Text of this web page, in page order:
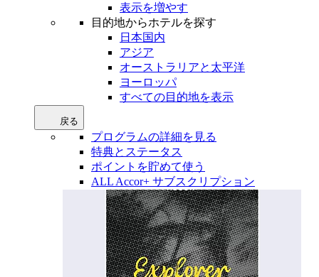
表示を増やす
目的地からホテルを探す
日本国内
アジア
オーストラリアと太平洋
ヨーロッパ
すべての目的地を表示
戻る
プログラムの詳細を見る
特典とステータス
ポイントを貯めて使う
ALL Accor+ サブスクリプション